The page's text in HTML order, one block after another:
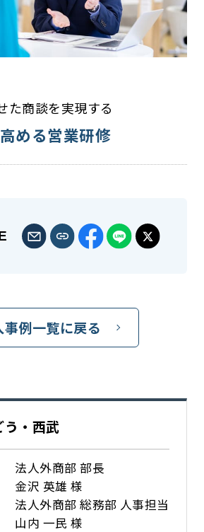
た商談を実現する
める営業研修
事例一覧に戻る
・西武
法人外商部 部長
金沢 英雄 様
法人外商部 総務部 人事担当
山内 一民 様